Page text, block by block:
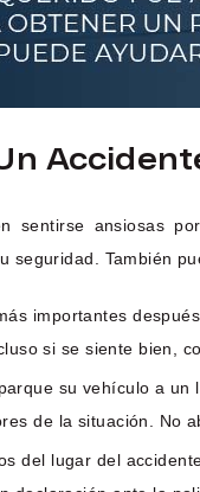
sentirse ansiosas
seguridad. También
importantes
si se siente bien,
su vehículo a
de la situación. No
del lugar del